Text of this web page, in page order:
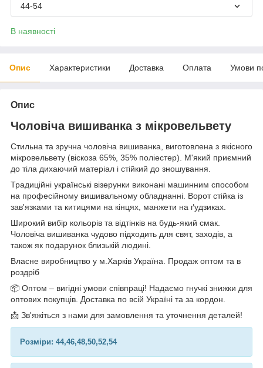
44-54
В наявності
Опис Характеристики Доставка Оплата Умови
Опис
Чоловіча вишиванка з мікровельвету
Стильна та зручна чоловіча вишиванка, виготовлена ​​з якісного
мікровельвету (віскоза 65%, 35% поліестер). М'який приємний
до тіла дихаючий матеріал і стійкий до зношування.
Традиційні українські візерунки виконані машинним способом
на професійному вишивальному обладнанні. Ворот стійка із
зав'язками та китицями на кінцях, манжети на ґудзиках.
Широкий вибір кольорів та відтінків на будь-який смак.
Чоловіча вишиванка чудово підходить для свят, заходів, а
також як подарунок близькій людині.
Власне виробництво у м.Харків Україна. Продаж оптом та в
роздріб
📦 Оптом – вигідні умови співпраці! Надаємо гнучкі знижки для
оптових покупців. Доставка по всій Україні та за кордон.
📩 Зв'яжіться з нами для замовлення та уточнення деталей!
Розміри: 44,46,48,50,52,54